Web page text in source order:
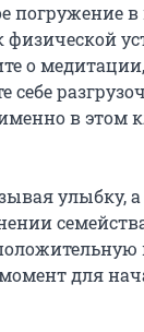
погружение
физической
о
себе
в этом
улыбку, а
для